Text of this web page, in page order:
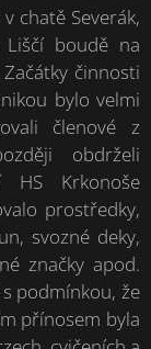
chatě Severák,
boudě na
činnosti
bylo velmi
členové z
obdrželi
HS Krkonoše
prostředky,
svozné deky,
značky apod.
podmínkou, že
přínosem byla